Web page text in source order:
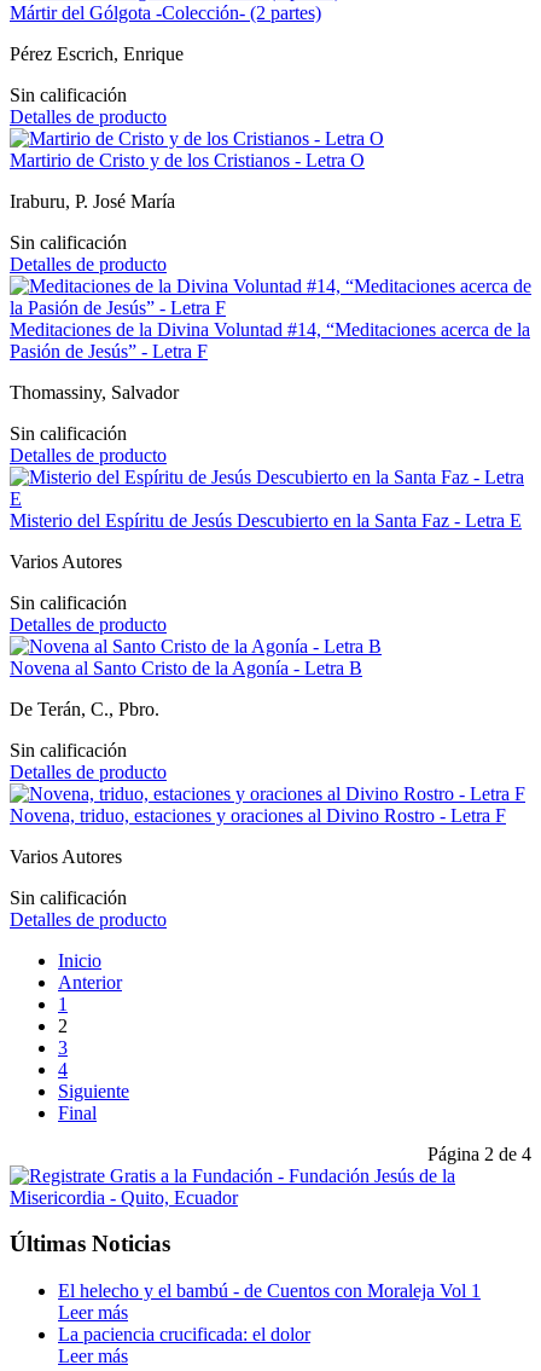
Mártir del Gólgota -Colección- (2 partes)
Pérez Escrich, Enrique
Sin calificación
Detalles de producto
Martirio de Cristo y de los Cristianos - Letra O
Iraburu, P. José María
Sin calificación
Detalles de producto
Meditaciones de la Divina Voluntad #14, “Meditaciones acerca de la
Pasión de Jesús” - Letra F
Thomassiny, Salvador
Sin calificación
Detalles de producto
Misterio del Espíritu de Jesús Descubierto en la Santa Faz - Letra E
Varios Autores
Sin calificación
Detalles de producto
Novena al Santo Cristo de la Agonía - Letra B
De Terán, C., Pbro.
Sin calificación
Detalles de producto
Novena, triduo, estaciones y oraciones al Divino Rostro - Letra F
Varios Autores
Sin calificación
Detalles de producto
Inicio
Anterior
1
2
3
4
Siguiente
Final
Página 2 de 4
Últimas Noticias
El helecho y el bambú - de Cuentos con Moraleja Vol 1
Leer más
La paciencia crucificada: el dolor
Leer más